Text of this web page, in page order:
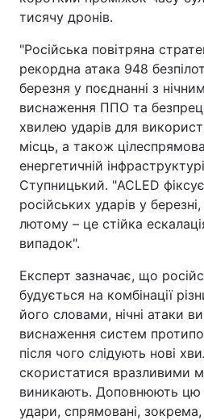
тисячу дронів.
"Російська повітряна
рекордна атака 948
березня у поєднанні з
виснаження ППО та
хвилею ударів для
місць, а також
енергетичній
Ступницький. "ACLED
російських ударів у
лютому – це стійка
випадок".
Експерт зазначає, що
будується на комбінації
його словами, нічні атаки
виснаження систем
після чого слідують нові
скористатися вразливими
виникають. Доповнюють цю
удари, спрямовані, зокрема,